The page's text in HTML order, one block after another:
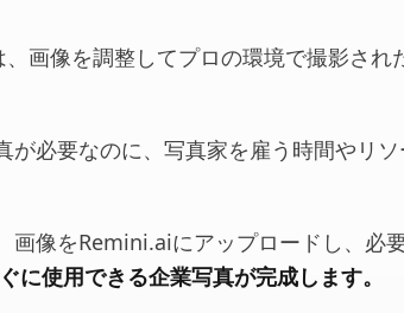
画像を調整してプロの環境で撮影され
が必要なのに、写真家を雇う時間やリ
画像をRemini.aiにアップロードし、必
に使用できる企業写真が完成します。